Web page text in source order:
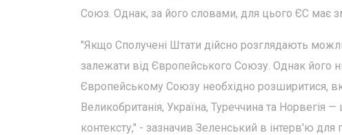
Союз. Однак, за його словами, для цього ЄС має
"Якщо Сполучені Штати дійсно розглядають
залежати від Європейського Союзу. Однак його
Європейському Союзу необхідно розширитися,
Великобританія, Україна, Туреччина та Норвегія
контексту," - зазначив Зеленський в інтерв'ю